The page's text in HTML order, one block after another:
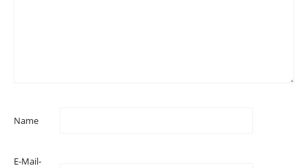
Name
E-Mail-